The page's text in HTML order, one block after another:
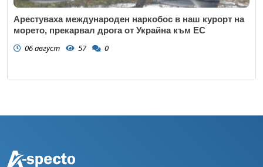
Арестуваха международен наркобос в наш курорт на
морето, прекарвал дрога от Украйна към ЕС
06 август 57 0